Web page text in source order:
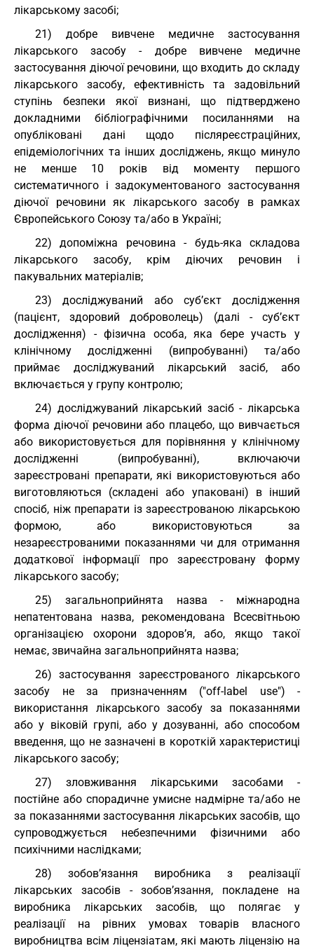
лікарському засобі;
21) добре вивчене медичне застосування
лікарського засобу - добре вивчене медичне
застосування діючої речовини, що входить до складу
лікарського засобу, ефективність та задовільний
ступінь безпеки якої визнані, що підтверджено
докладними бібліографічними посиланнями на
опубліковані дані щодо післяреєстраційних,
епідеміологічних та інших досліджень, якщо минуло
не менше 10 років від моменту першого
систематичного і задокументованого застосування
діючої речовини як лікарського засобу в рамках
Європейського Союзу та/або в Україні;
22) допоміжна речовина - будь-яка складова
лікарського засобу, крім діючих речовин і
пакувальних матеріалів;
23) досліджуваний або суб’єкт дослідження
(пацієнт, здоровий доброволець) (далі - суб’єкт
дослідження) - фізична особа, яка бере участь у
клінічному дослідженні (випробуванні) та/або
приймає досліджуваний лікарський засіб, або
включається у групу контролю;
24) досліджуваний лікарський засіб - лікарська
форма діючої речовини або плацебо, що вивчається
або використовується для порівняння у клінічному
дослідженні (випробуванні), включаючи
зареєстровані препарати, які використовуються або
виготовляються (складені або упаковані) в інший
спосіб, ніж препарати із зареєстрованою лікарською
формою, або використовуються за
незареєстрованими показаннями чи для отримання
додаткової інформації про зареєстровану форму
лікарського засобу;
25) загальноприйнята назва - міжнародна
непатентована назва, рекомендована Всесвітньою
організацією охорони здоров’я, або, якщо такої
немає, звичайна загальноприйнята назва;
26) застосування зареєстрованого лікарського
засобу не за призначенням ("off-labеl use") -
використання лікарського засобу за показаннями
або у віковій групі, або у дозуванні, або способом
введення, що не зазначені в короткій характеристиці
лікарського засобу;
27) зловживання лікарськими засобами -
постійне або спорадичне умисне надмірне та/або не
за показаннями застосування лікарських засобів, що
супроводжується небезпечними фізичними або
психічними наслідками;
28) зобов’язання виробника з реалізації
лікарських засобів - зобов’язання, покладене на
виробника лікарських засобів, що полягає у
реалізації на рівних умовах товарів власного
виробництва всім ліцензіатам, які мають ліцензію на